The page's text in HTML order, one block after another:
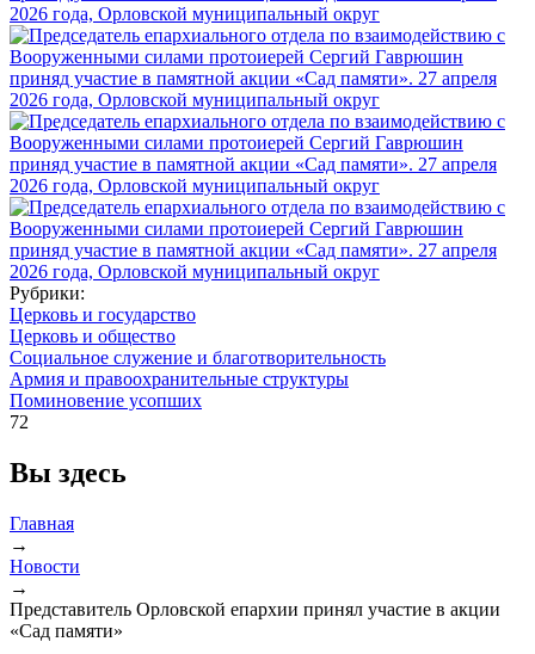
Рубрики:
Церковь и государство
Церковь и общество
Социальное служение и благотворительность
Армия и правоохранительные структуры
Поминовение усопших
72
Вы здесь
Главная
→
Новости
→
Представитель Орловской епархии принял участие в акции
«Сад памяти»